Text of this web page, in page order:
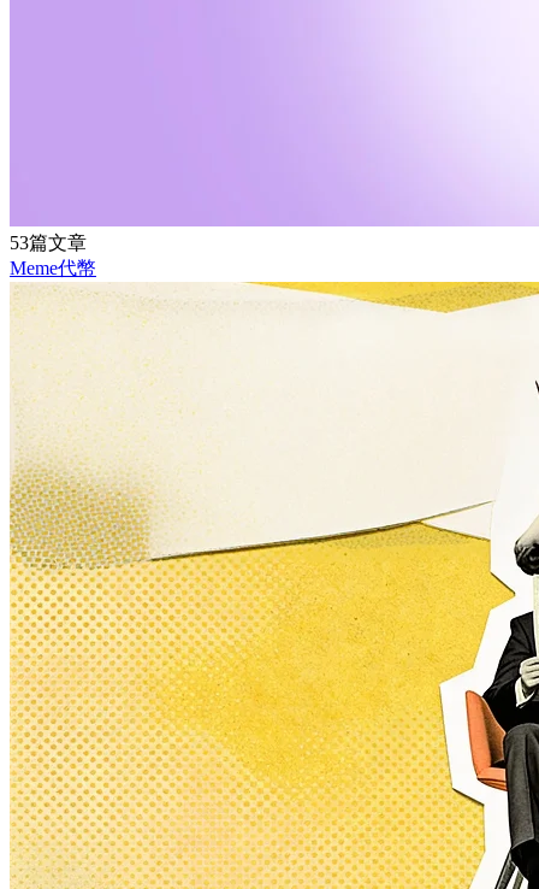
53篇文章
Meme代幣